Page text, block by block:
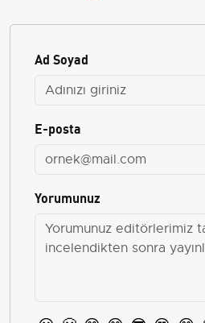
Ad Soyad
E-posta
Yorumunuz